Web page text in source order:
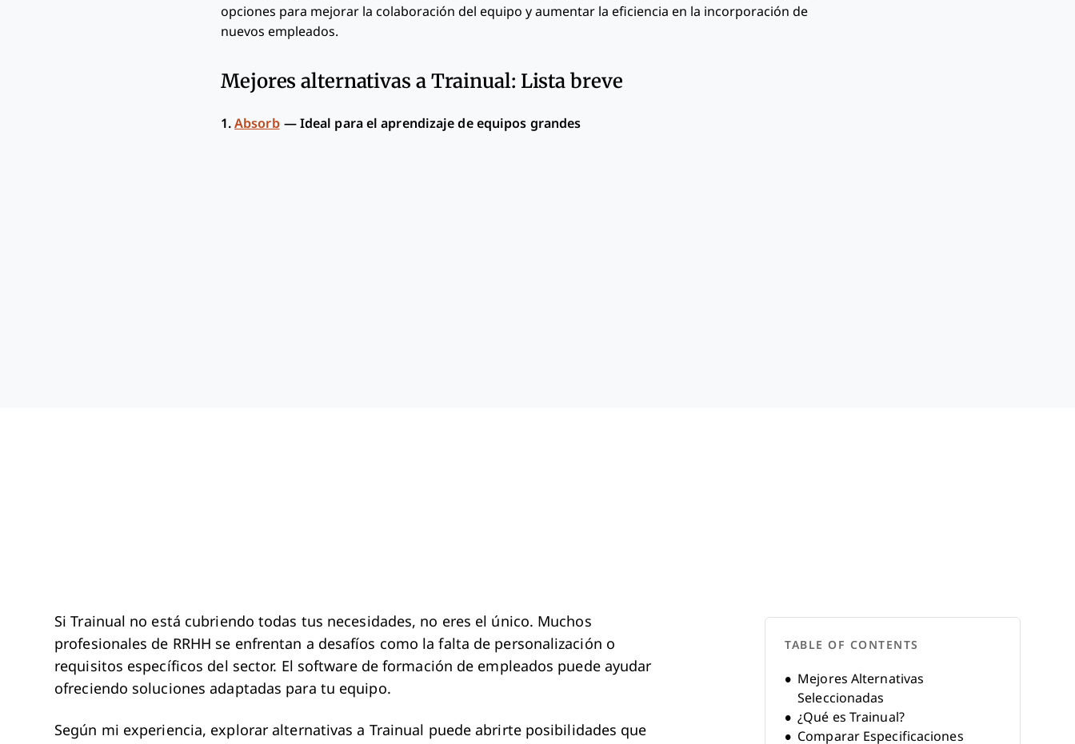
opciones para mejorar la colaboración del equipo y aumentar la eficiencia en la incorporación de
nuevos empleados.
Mejores alternativas a Trainual: Lista breve
1. Absorb — Ideal para el aprendizaje de equipos grandes
Si Trainual no está cubriendo todas tus necesidades, no eres el único. Muchos
profesionales de RRHH se enfrentan a desafíos como la falta de personalización o
requisitos específicos del sector. El software de formación de empleados puede ayudar
ofreciendo soluciones adaptadas para tu equipo.
Según mi experiencia, explorar alternativas a Trainual puede abrirte posibilidades que
TABLE OF CONTENTS
Mejores Alternativas
Seleccionadas
¿Qué es Trainual?
Comparar Especificaciones